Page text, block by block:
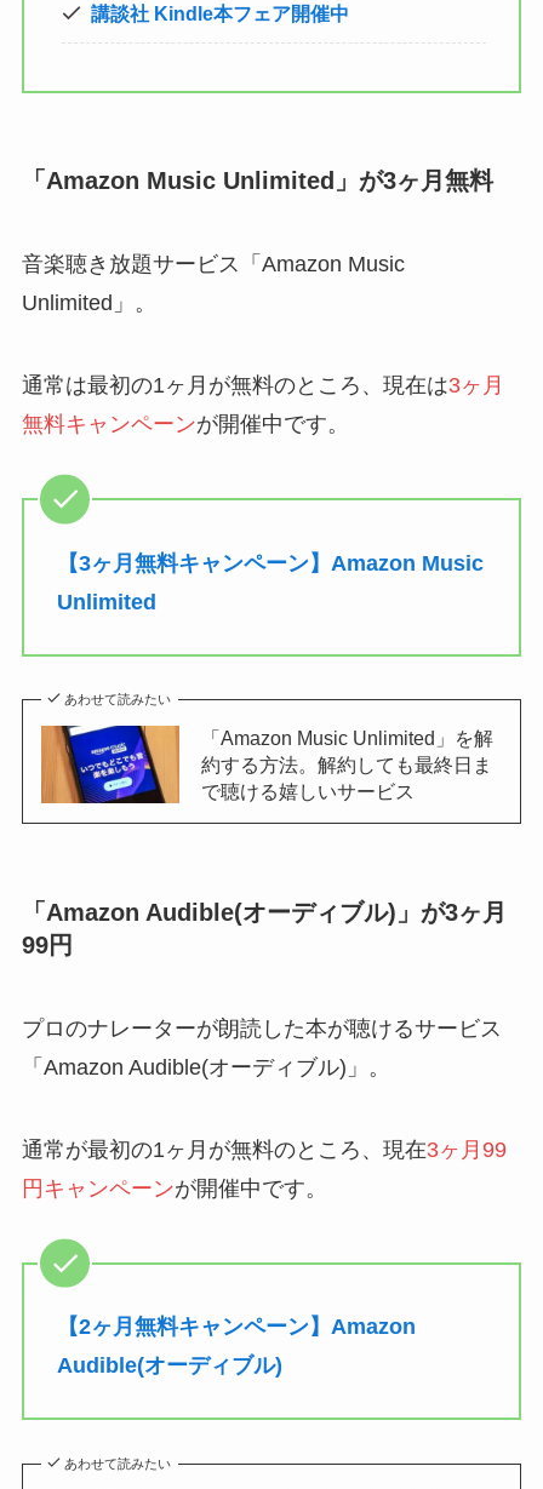
講談社 Kindle本フェア開催中
「Amazon Music Unlimited」が3ヶ月無料
音楽聴き放題サービス「Amazon Music
Unlimited」。
通常は最初の1ヶ月が無料のところ、現在は3ヶ月
無料キャンペーンが開催中です。
【3ヶ月無料キャンペーン】Amazon Music
Unlimited
あわせて読みたい
「Amazon Music Unlimited」を解
約する方法。解約しても最終日ま
で聴ける嬉しいサービス
「Amazon Audible(オーディブル)」が3ヶ月
99円
プロのナレーターが朗読した本が聴けるサービス
「Amazon Audible(オーディブル)」。
通常が最初の1ヶ月が無料のところ、現在3ヶ月99
円キャンペーンが開催中です。
【2ヶ月無料キャンペーン】Amazon
Audible(オーディブル)
あわせて読みたい